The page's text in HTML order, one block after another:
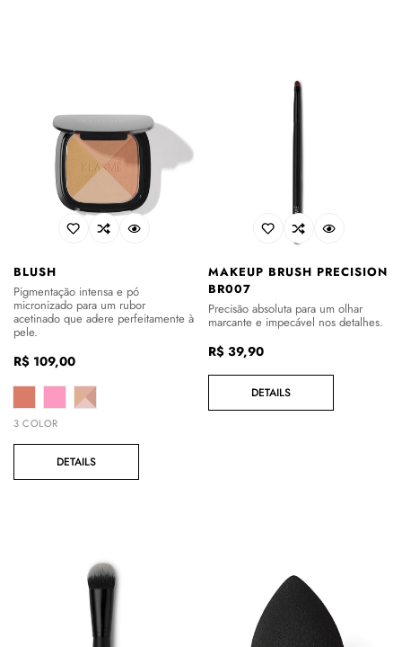
BLUSH
Pigmentação intensa e pó
micronizado para um rubor
acetinado que adere perfeitamente à
pele.
Preço
R$ 109,00
3 COLOR
DETAILS
MAKEUP BRUSH PRECISION
BR007
Precisão absoluta para um olhar
marcante e impecável nos detalhes.
Preço
regular
R$ 39,90
DETAILS